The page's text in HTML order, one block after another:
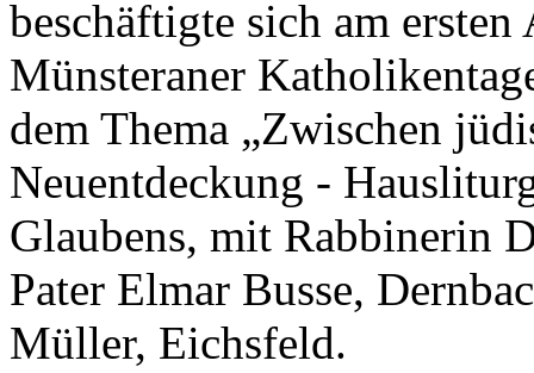
beschäftigte sich am
Münsteraner
dem Thema „Zwischen
Neuentdeckung -
Glaubens, mit Rabbinerin
Pater Elmar Busse,
Müller, Eichsfeld.